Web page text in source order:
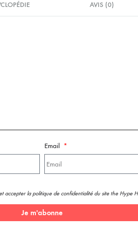
AVIS (0)
Email
accepter la politique de confidentialité du site the Hype
Je m'abonne